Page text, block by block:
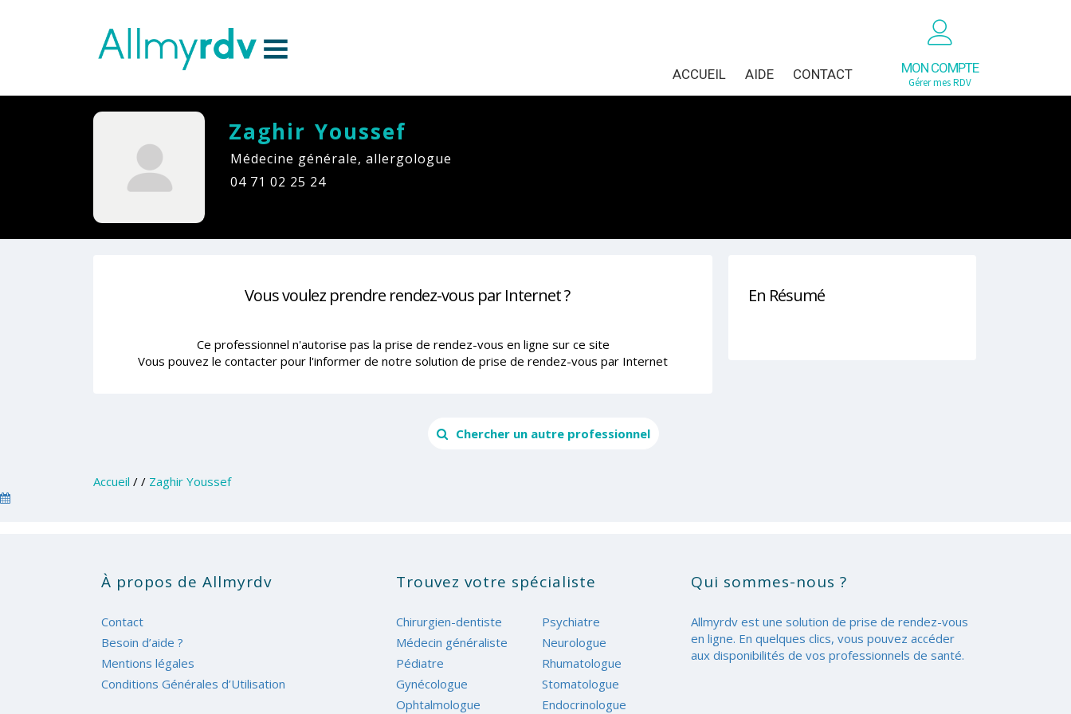
MON COMPTE
Gérer mes RDV
ACCUEIL AIDE CONTACT
Zaghir Youssef
Médecine générale, allergologue
04 71 02 25 24
En Résumé
Vous voulez prendre rendez-vous par Internet ?
Ce professionnel n'autorise pas la prise de rendez-vous en ligne sur ce site
Vous pouvez le contacter pour l'informer de notre solution de prise de rendez-vous par Internet
Chercher un autre professionnel
Accueil / / Zaghir Youssef
À propos de Allmyrdv
Contact
Besoin d’aide ?
Mentions légales
Conditions Générales d’Utilisation
Trouvez votre spécialiste
Chirurgien-dentiste
Médecin généraliste
Pédiatre
Gynécologue
Ophtalmologue
Psychiatre
Neurologue
Rhumatologue
Stomatologue
Endocrinologue
Qui sommes-nous ?
Allmyrdv est une solution de prise de rendez-vous
en ligne. En quelques clics, vous pouvez accéder
aux disponibilités de vos professionnels de santé.